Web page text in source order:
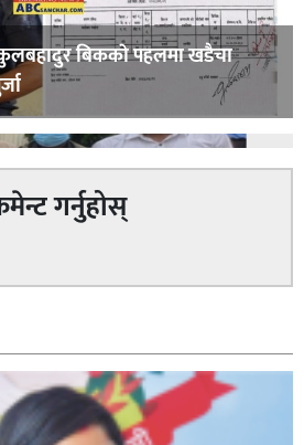
कुलबहादुर बिककाे पहलमा खडैचा
गर्नुहोस्